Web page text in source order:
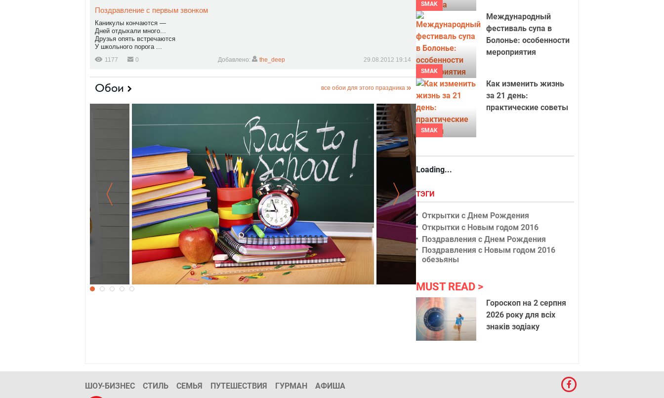
Поздравление с первым звонком
Каникулы кончаются —
Дней отдыхали много...
Друзья опять встречаются
У школьного порога ...
1177 0 Добавлено: the_deep 29.08.2012 19:14
Обои все обои для этого праздника
Обои к школе К школе готов
SMAK
SMAK
Международный
фестиваль супа в
Болонье: особенности
мероприятия
SMAK
Как изменить жизнь
за 21 день:
практические советы
Loading...
ТЭГИ
Открытки с Днем Рождения
Открытки с Новым годом 2016
Поздравления с Днем Рождения
Поздравления с Новым годом 2016
обезьяны
MUST READ
Гороскоп на 2 серпня
2026 року для всіх
знаків зодіаку
ШОУ-БИЗНЕС СТИЛЬ СЕМЬЯ ПУТЕШЕСТВИЯ ГУРМАН АФИША